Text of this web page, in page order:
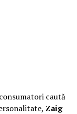
caută
Zaig